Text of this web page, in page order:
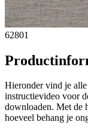
62801
Hieronder vind je
instructievideo voor
downloaden. Met de
hoeveel behang je